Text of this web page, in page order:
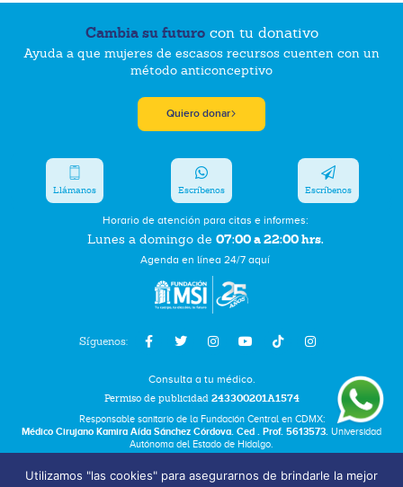
Cambia su futurocon tu donativo
Ayuda a que mujeres de escasos recursos cuenten con un
método anticonceptivo
Quiero donar
Síguenos:
Horario de atención para citas e informes:
Lunes a domingo de 07:00 a 22:00 hrs.
Agenda en línea 24/7 aquí
Llámanos Escríbenos Escríbenos
Consulta a tu médico.
Permiso de publicidad 243300201A1574
Responsable sanitario de la Fundación Central en CDMX:
Médico Cirujano Kamira Aída Sánchez Córdova. Ced . Prof. 5613573. Universidad
Autónoma del Estado de Hidalgo.
Bolsa de Trabajo
Utilizamos "las cookies" para asegurarnos de brindarle la mejor